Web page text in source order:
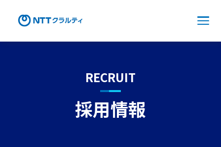
RECRUIT
採用情報